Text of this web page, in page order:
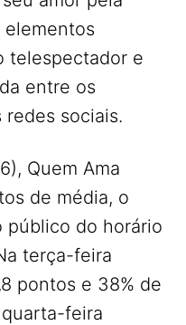
elementos
telespectador e
entre os
redes sociais.
Quem Ama
de média, o
público do horário
terça-feira
pontos e 38% de
feira